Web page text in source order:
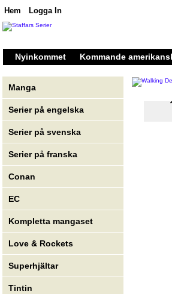
Hem Logga In
Nyinkommet Kommande
Manga
Serier på engelska
Serier på svenska
Serier på franska
Conan
EC
Kompletta mangaset
Love & Rockets
Superhjältar
Tintin